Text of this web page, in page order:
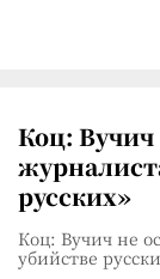
Коц: Вучич
русских»
Коц: Вучич не
убийстве